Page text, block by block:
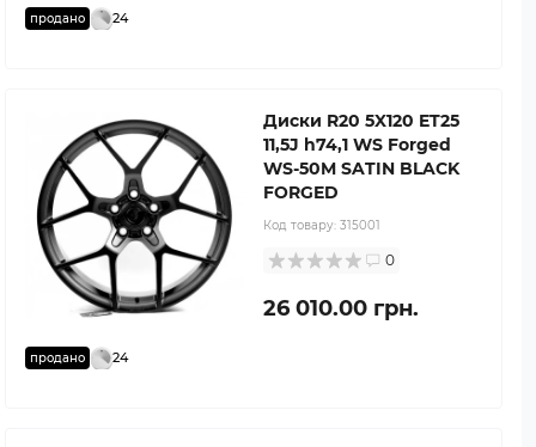
продано 24
продано 24
Диски R20 5X120 ET25
11,5J h74,1 WS Forged
WS-50M SATIN BLACK
FORGED
Код товару: 315001
0
26 010.00 грн.